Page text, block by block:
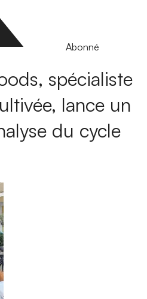
Abonné
spécialiste
lance un
du cycle